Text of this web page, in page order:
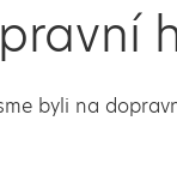
byli na